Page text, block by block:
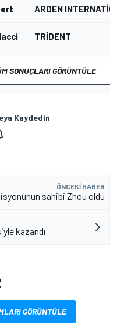
ARDEN
TRIDENT
SONUÇLARI GÖRÜNTÜLE
Kaydedin
ÖNCEKI HABER
sahibi Zhou oldu
kazandı
GÖRÜNTÜLE